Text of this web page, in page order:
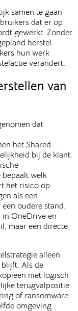
samen te gaan
dat er op
gewerkt. Zonder
herstel
hun werk
verandert.
van
dat
het Shared
bij de klant.
bepaalt welk
het risico op
als een
oudere stand.
in OneDrive en
maar een directe
alleen
Als de
niet logisch
terugvalpositie
of ransomware
omgeving